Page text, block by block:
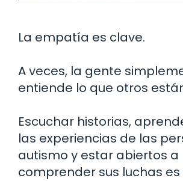
La empatía es clave.
A veces, la gente
entiende lo que otros
Escuchar historias,
las experiencias de las
autismo y estar abiertos a
comprender sus luchas es